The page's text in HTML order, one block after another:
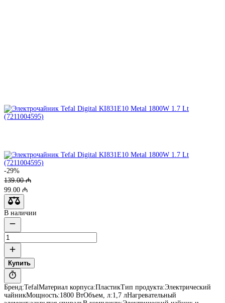
-29%
139.00 ₼
99.00 ₼
В наличии
Купить
Бренд:TefalМатериал корпуса:ПластикТип продукта:Электрический
чайникМощность:1800 ВтОбъем, л:1,7 лНагревательный